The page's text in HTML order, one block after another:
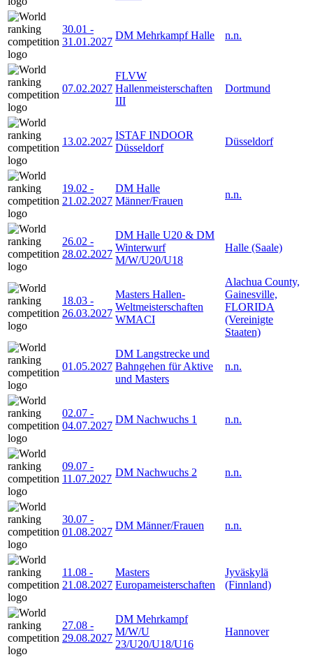
30.01 -
31.01.2027
DM Mehrkampf Halle n.n.
07.02.2027
FLVW
Hallenmeisterschaften
III
Dortmund
13.02.2027
ISTAF INDOOR
Düsseldorf
Düsseldorf
19.02 -
21.02.2027
DM Halle
Männer/Frauen
n.n.
26.02 -
28.02.2027
DM Halle U20 & DM
Winterwurf
M/W/U20/U18
Halle (Saale)
18.03 -
26.03.2027
Masters Hallen-
Weltmeisterschaften
WMACI
Alachua County,
Gainesville,
FLORIDA
(Vereinigte
Staaten)
01.05.2027
DM Langstrecke und
Bahngehen für Aktive
und Masters
n.n.
02.07 -
04.07.2027
DM Nachwuchs 1 n.n.
09.07 -
11.07.2027
DM Nachwuchs 2 n.n.
30.07 -
01.08.2027
DM Männer/Frauen n.n.
11.08 -
21.08.2027
Masters
Europameisterschaften
Jyväskylä
(Finnland)
27.08 -
29.08.2027
DM Mehrkampf
M/W/U
23/U20/U18/U16
Hannover